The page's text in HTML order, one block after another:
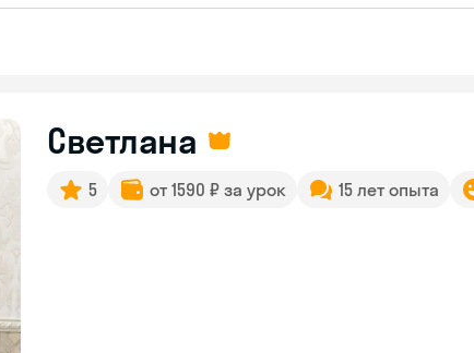
Светлана
5 от 1590 ₽ за урок 15 лет опыта